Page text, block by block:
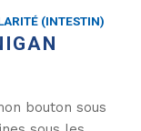
(INTESTIN)
bouton sous